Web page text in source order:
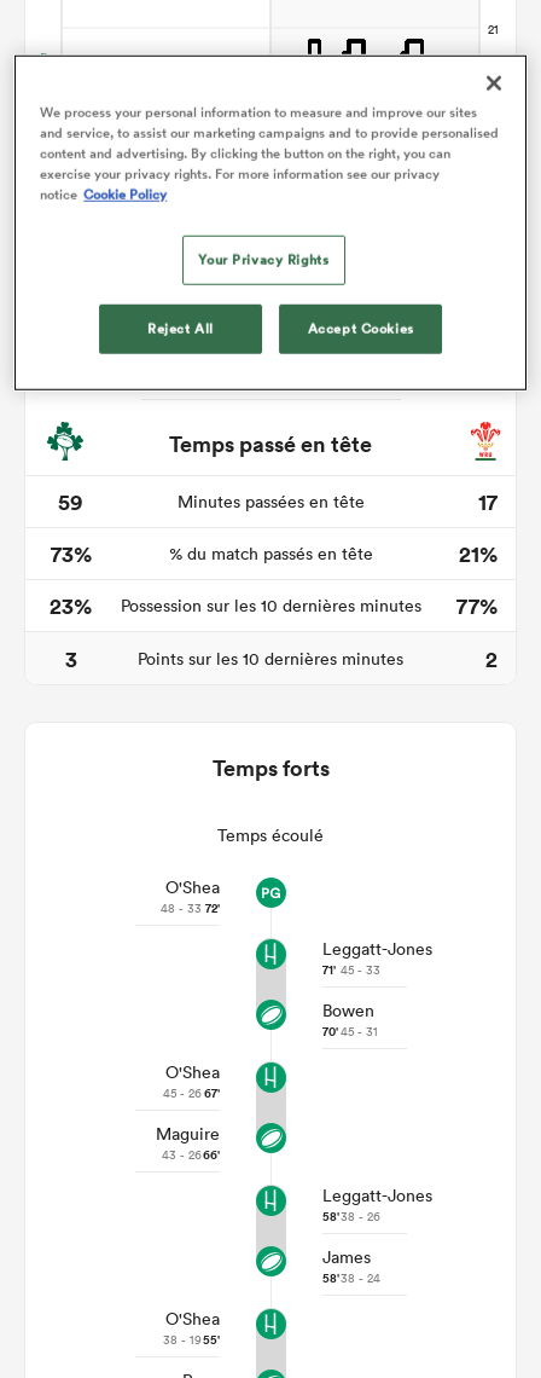
Temps passé en tête
59
Minutes passées en tête
17
73%
% du match passés en tête
21%
23%
Possession sur les 10 dernières minutes
77%
3
Points sur les 10 dernières minutes 2
Temps forts
Temps écoulé
O'Shea
48 - 33 72'
Leggatt-Jones
71' 45 - 33
Bowen
70'45 - 31
O'Shea
45 - 2667'
Maguire
43 - 2666'
Leggatt-Jones
58'38 - 26
James
58'38 - 24
O'Shea
38 - 1955'
We process your personal information to measure and improve our sites
and service, to assist our marketing campaigns and to provide personalised
content and advertising. By clicking the button on the right, you can
exercise your privacy rights. For more information see our privacy
notice Cookie Policy
Your Privacy Rights
Reject All Accept Cookies